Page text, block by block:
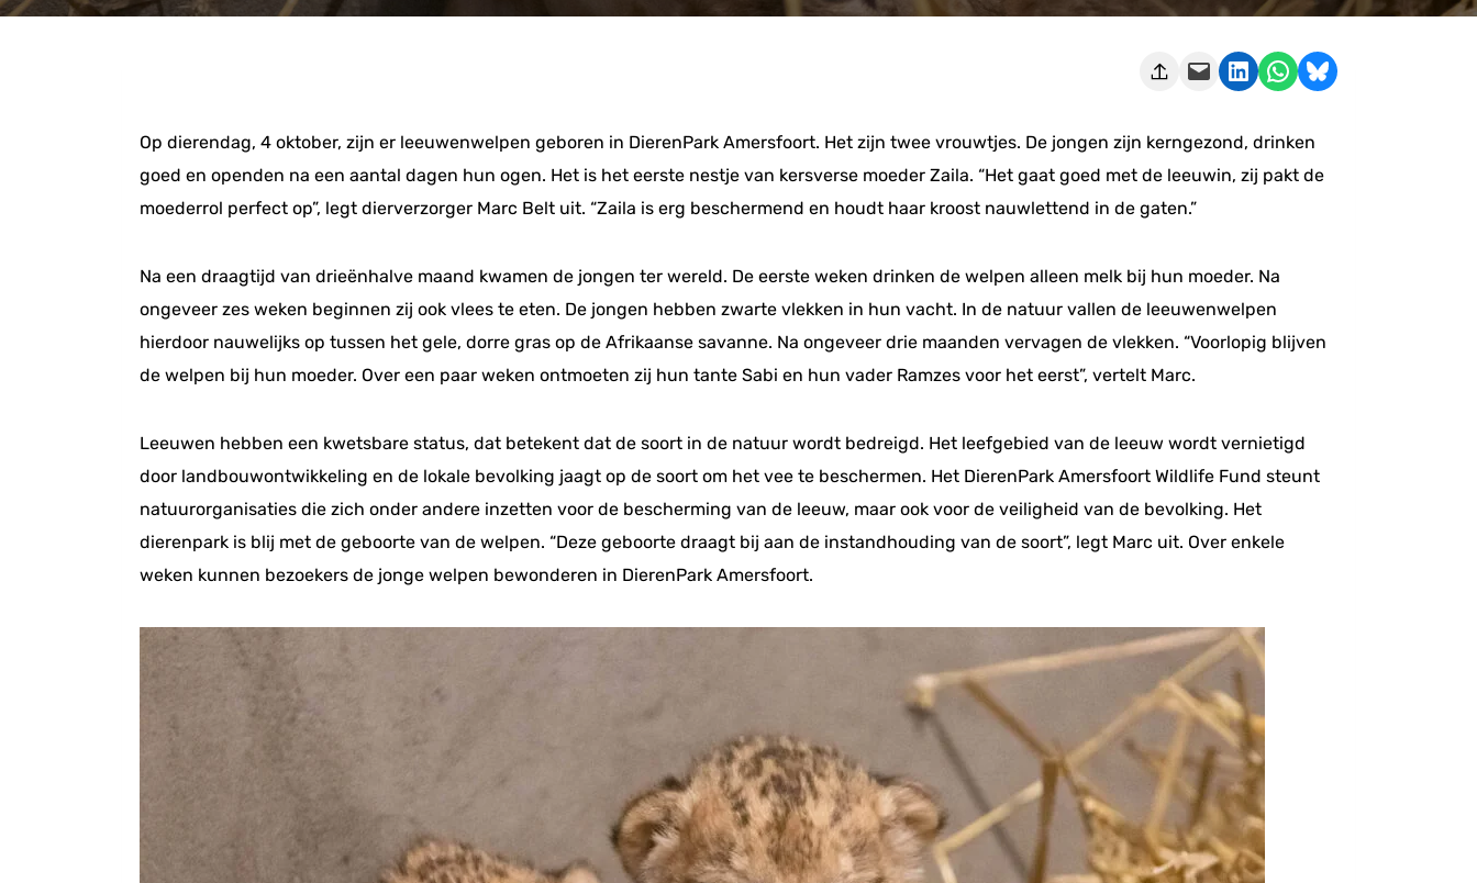
Deze pagina e-mailen Delen op LinkedIn Delen via WhatsApp Share on Bluesky
Op dierendag, 4 oktober, zijn er leeuwenwelpen geboren in DierenPark Amersfoort. Het zijn twee vrouwtjes. De jongen zijn kerngezond, drinken
goed en openden na een aantal dagen hun ogen. Het is het eerste nestje van kersverse moeder Zaila. “Het gaat goed met de leeuwin, zij pakt de
moederrol perfect op”, legt dierverzorger Marc Belt uit. “Zaila is erg beschermend en houdt haar kroost nauwlettend in de gaten.”
Na een draagtijd van drieënhalve maand kwamen de jongen ter wereld. De eerste weken drinken de welpen alleen melk bij hun moeder. Na
ongeveer zes weken beginnen zij ook vlees te eten. De jongen hebben zwarte vlekken in hun vacht. In de natuur vallen de leeuwenwelpen
hierdoor nauwelijks op tussen het gele, dorre gras op de Afrikaanse savanne. Na ongeveer drie maanden vervagen de vlekken. “Voorlopig blijven
de welpen bij hun moeder. Over een paar weken ontmoeten zij hun tante Sabi en hun vader Ramzes voor het eerst”, vertelt Marc.
Leeuwen hebben een kwetsbare status, dat betekent dat de soort in de natuur wordt bedreigd. Het leefgebied van de leeuw wordt vernietigd
door landbouwontwikkeling en de lokale bevolking jaagt op de soort om het vee te beschermen. Het DierenPark Amersfoort Wildlife Fund steunt
natuurorganisaties die zich onder andere inzetten voor de bescherming van de leeuw, maar ook voor de veiligheid van de bevolking. Het
dierenpark is blij met de geboorte van de welpen. “Deze geboorte draagt bij aan de instandhouding van de soort”, legt Marc uit. Over enkele
weken kunnen bezoekers de jonge welpen bewonderen in DierenPark Amersfoort.